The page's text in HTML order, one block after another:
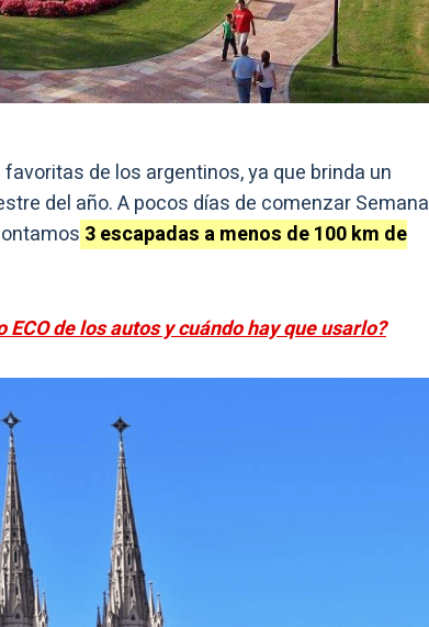
de los argentinos, ya que brinda un
del año. A pocos días de comenzar Semana
3 escapadas a menos de 100 km de
de los autos y cuándo hay que usarlo?